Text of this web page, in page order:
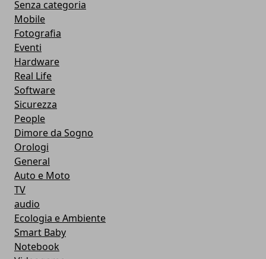
Senza categoria
Mobile
Fotografia
Eventi
Hardware
Real Life
Software
Sicurezza
People
Dimore da Sogno
Orologi
General
Auto e Moto
TV
audio
Ecologia e Ambiente
Smart Baby
Notebook